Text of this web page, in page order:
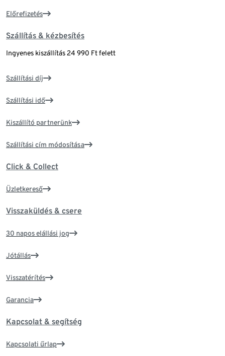
Előrefizetés
Szállítás & kézbesítés
Ingyenes kiszállítás 24 990 Ft felett
Szállítási díj
Szállítási idő
Kiszállító partnerünk
Szállítási cím módosítása
Click & Collect
Üzletkereső
Visszaküldés & csere
30 napos elállási jog
Jótállás
Visszatérítés
Garancia
Kapcsolat & segítség
Kapcsolati űrlap